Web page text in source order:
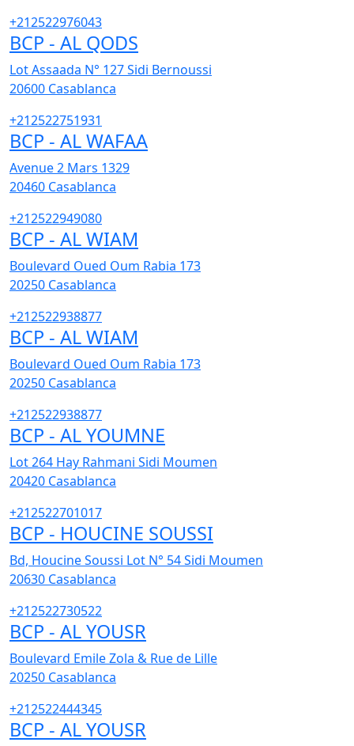
+212522976043
BCP - AL QODS
Lot Assaada N° 127 Sidi Bernoussi
20600 Casablanca
+212522751931
BCP - AL WAFAA
Avenue 2 Mars 1329
20460 Casablanca
+212522949080
BCP - AL WIAM
Boulevard Oued Oum Rabia 173
20250 Casablanca
+212522938877
BCP - AL WIAM
Boulevard Oued Oum Rabia 173
20250 Casablanca
+212522938877
BCP - AL YOUMNE
Lot 264 Hay Rahmani Sidi Moumen
20420 Casablanca
+212522701017
BCP - HOUCINE SOUSSI
Bd, Houcine Soussi Lot N° 54 Sidi Moumen
20630 Casablanca
+212522730522
BCP - AL YOUSR
Boulevard Emile Zola & Rue de Lille
20250 Casablanca
+212522444345
BCP - AL YOUSR